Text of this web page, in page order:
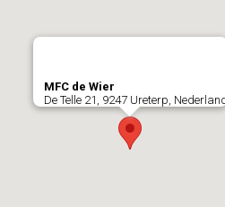
MFC de Wier
De Telle 21, 9247 Ureterp,